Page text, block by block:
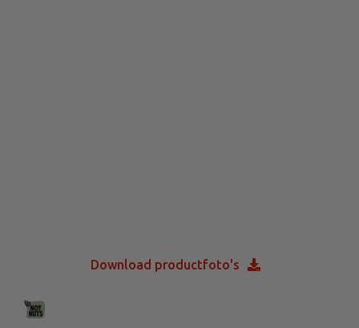
Download productfoto's